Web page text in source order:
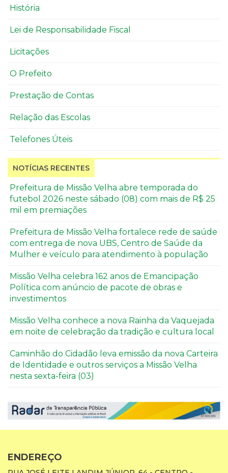
História
Lei de Responsabilidade Fiscal
Licitações
O Prefeito
Prestação de Contas
Relação das Escolas
Telefones Úteis
NOTÍCIAS RECENTES
Prefeitura de Missão Velha abre temporada do
futebol 2026 neste sábado (08) com mais de R$ 25
mil em premiações
Prefeitura de Missão Velha fortalece rede de saúde
com entrega de nova UBS, Centro de Saúde da
Mulher e veículo para atendimento à população
Missão Velha celebra 162 anos de Emancipação
Política com anúncio de pacote de obras e
investimentos
Missão Velha conhece a nova Rainha da Vaquejada
em noite de celebração da tradição e cultura local
Caminhão do Cidadão leva emissão da nova Carteira
de Identidade e outros serviços a Missão Velha
nesta sexta-feira (03)
ENDEREÇO